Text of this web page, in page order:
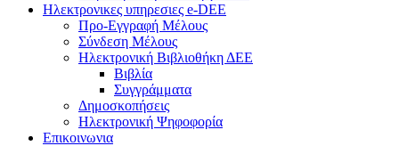
Ηλεκτρονικες υπηρεσιες e-DEE
Προ-Εγγραφή Μέλους
Σύνδεση Μέλους
Ηλεκτρονική Βιβλιοθήκη ΔΕΕ
Βιβλία
Συγγράμματα
Δημοσκοπήσεις
Ηλεκτρονική Ψηφοφορία
Επικοινωνια